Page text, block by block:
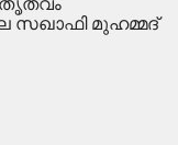
മുഹമ്മദ്